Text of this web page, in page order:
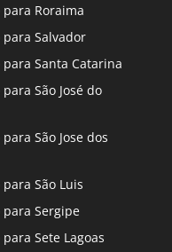
Roraima
Salvador
Santa Catarina
São José do
São Jose dos
São Luis
Sergipe
Sete Lagoas